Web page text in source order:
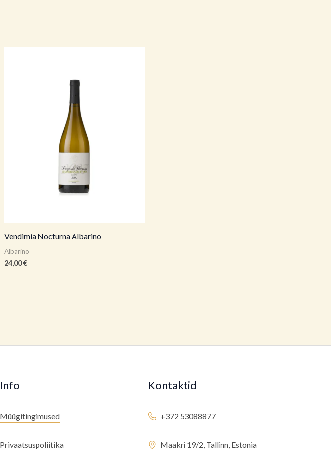
Vendimia Nocturna Albarino
Albarino
24,00€
Info
Müügitingimused
Privaatsuspoliitika
Kontaktid
+372 53088877
Maakri 19/2, Tallinn, Estonia